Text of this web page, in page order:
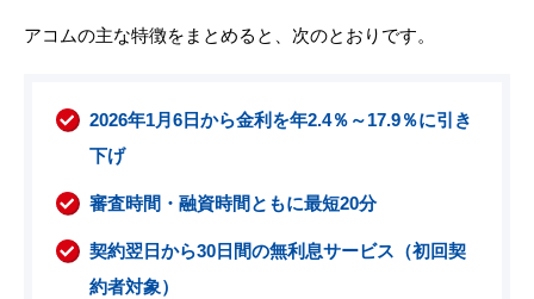
アコムの主な特徴をまとめると、次のとおりです。
2026年1月6日から金利を年2.4％～17.9％に引き
下げ
審査時間・融資時間ともに最短20分
契約翌日から30日間の無利息サービス（初回契
約者対象）